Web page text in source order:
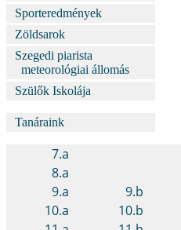
Sporteredmények
Zöldsarok
Szegedi piarista
meteorológiai állomás
Szülők Iskolája
Tanáraink